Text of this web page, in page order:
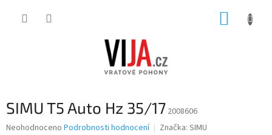
SIMU T5 Auto Hz 35/17 2008606
Průměrné
Neohodnoceno Podrobnosti hodnocení Značka: SIMU